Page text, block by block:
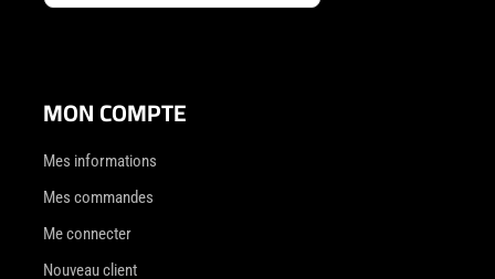
MON COMPTE
Mes informations
Mes commandes
Me connecter
Nouveau client